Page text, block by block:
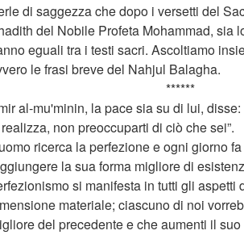
di saggezza che dopo i versetti del
del Nobile Profeta Mohammad, sia
eguali tra i testi sacri. Ascoltiamo
le frasi breve del Nahjul Balagha.
******
al-mu'minin, la pace sia su di lui,
non preoccuparti di ciò che sei”.
ricerca la perfezione e ogni giorno
la sua forma migliore di
si manifesta in tutti gli aspetti
materiale; ciascuno di noi
del precedente e che aumenti il